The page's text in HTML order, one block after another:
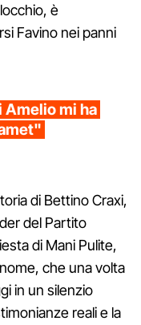
è
Favino nei panni
mi ha
di Bettino Craxi,
del Partito
di Mani Pulite,
che una volta
in un silenzio
reali e la